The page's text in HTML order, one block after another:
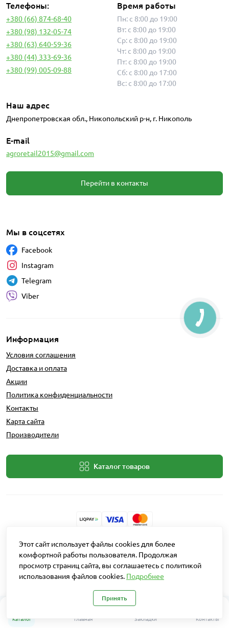
Каталог Главная Закладки Контакты
Телефоны:
+380 (66) 874-68-40
+380 (98) 132-05-74
+380 (63) 640-59-36
+380 (44) 333-69-36
+380 (99) 005-09-88
Время работы
Пн: с 8:00 до 19:00
Вт: с 8:00 до 19:00
Ср: с 8:00 до 19:00
Чт: с 8:00 до 19:00
Пт: с 8:00 до 19:00
Сб: с 8:00 до 17:00
Вс: с 8:00 до 17:00
Наш адрес
Днепропетровская обл., Никопольский р-н, г. Никополь
E-mail
agroretail2015@gmail.com
Перейти в контакты
Информация
Условия соглашения
Доставка и оплата
Акции
Политика конфиденциальности
Контакты
Карта сайта
Производители
Каталог товаров
Мы в соцсетях
Facebook
Instagram
Telegram
Viber
Разработчик: Intent Solutions
Работает наOpenCart "Русская сборка"
Агро Рітейл © 2026
Этот сайт использует файлы cookies для более
комфортной работы пользователя. Продолжая
просмотр страниц сайта, вы соглашаетесь с политикой
использования файлов cookies. Подробнее
Принять